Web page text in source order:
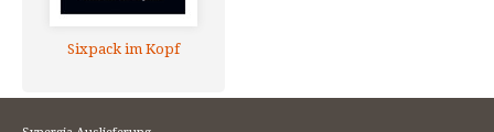
Sixpack im Kopf